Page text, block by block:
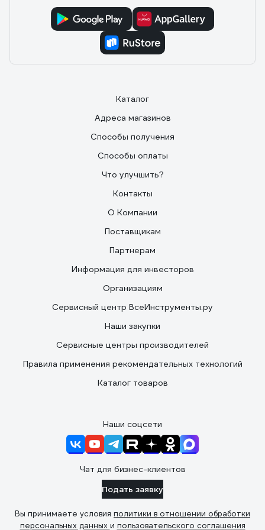
надёжном корейском литиевом элементе Samsung
ёмкостью 2600 мА; 9) В дополнение к штатному
можно использовать любой аккумулятор 18650
(защищённые, конечно, предпочтительнее), что даёт
Каталог
Адреса магазинов
Способы получения
Способы оплаты
Что улучшить?
Контакты
О Компании
Поставщикам
Партнерам
Информация для инвесторов
Организациям
Сервисный центр ВсеИнструменты.ру
Наши закупки
Сервисные центры производителей
Правила применения рекомендательных технологий
Каталог товаров
Наши соцсети
Чат для бизнес-клиентов
Подать заявку
Вы принимаете условия политики в отношении обработки
персональных данных и пользовательского соглашения